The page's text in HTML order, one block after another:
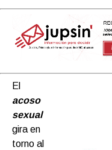
El
acoso
sexual
gira en
torno al